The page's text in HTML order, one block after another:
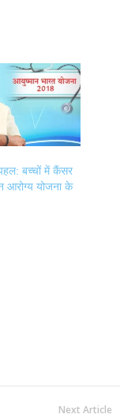
बच्‍चों में कैंसर
आरोग्‍य योजना के
Next Article